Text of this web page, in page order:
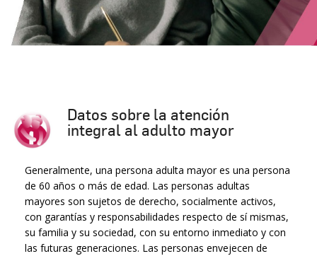
Datos sobre la atención
integral al adulto mayor
Generalmente, una persona adulta mayor es una persona
de 60 años o más de edad. Las personas adultas
mayores son sujetos de derecho, socialmente activos,
con garantías y responsabilidades respecto de sí mismas,
su familia y su sociedad, con su entorno inmediato y con
las futuras generaciones. Las personas envejecen de